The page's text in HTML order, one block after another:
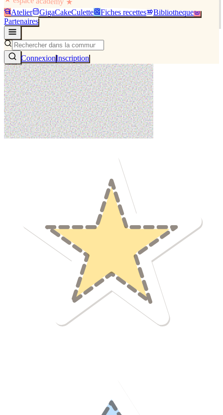
Atelier GigaCakeCulette Fiches recettes
Bibliothèque
Partenaires
ConnexionInscription